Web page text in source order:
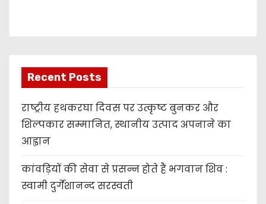
Recent Posts
राष्ट्रीय हथकरघा दिवस पर उत्कृष्ट बुनकर और
शिल्पकार सम्मानित, स्थानीय उत्पाद अपनाने का
आह्वान
कांवड़ियों की सेवा से प्रसन्न होते हैं भगवान शिव :
स्वामी दुर्गेशानन्द सरस्वती